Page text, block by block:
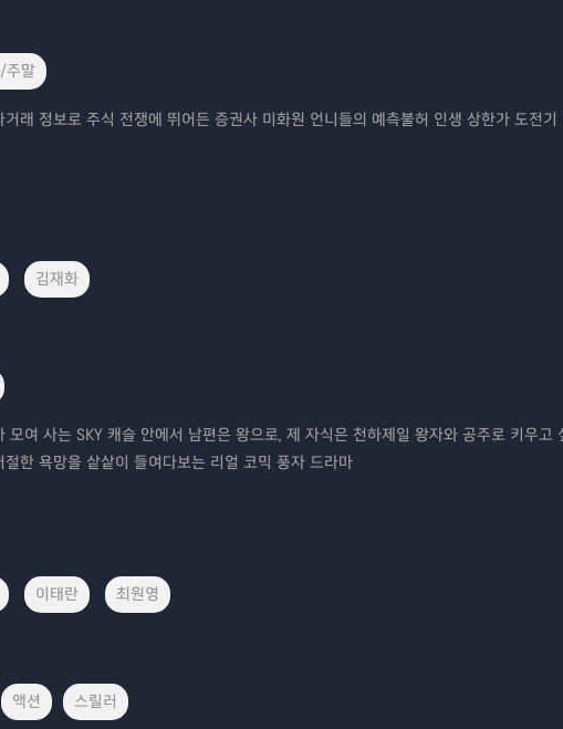
주말
래 정보로 주식 전쟁에 뛰어든 증권사 미화원 언니들의 예측불허 인생 상한가 도전기
김재화
모여 사는 SKY 캐슬 안에서 남편은 왕으로, 제 자식은 천하제일 왕자와 공주로 키우고
한 욕망을 샅샅이 들여다보는 리얼 코믹 풍자 드라마
이태란 최원영
액션 스릴러